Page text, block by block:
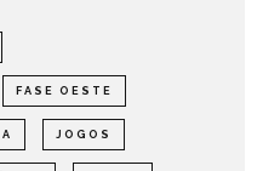
FASE OESTE
JOGOS